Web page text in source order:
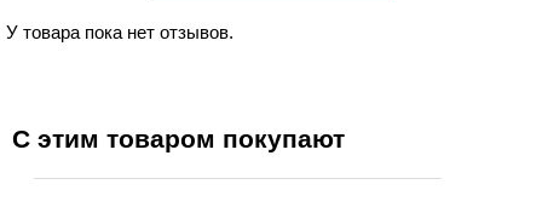
У товара пока нет отзывов.
С этим товаром покупают